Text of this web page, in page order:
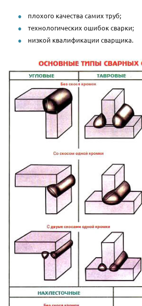
плохого качества самих труб;
технологических ошибок сварки;
низкой квалификации сварщика.